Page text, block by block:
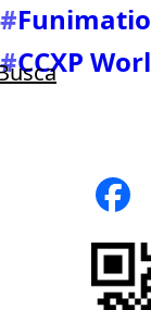
#
#CCXP